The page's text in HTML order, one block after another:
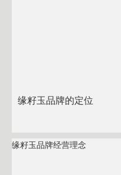
缘籽玉品牌的定位
缘籽玉品牌经营理念